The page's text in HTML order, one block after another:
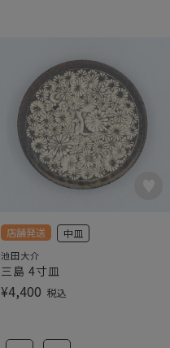
店舗発送 中皿
池田大介
三島 4寸皿
¥4,400 税込